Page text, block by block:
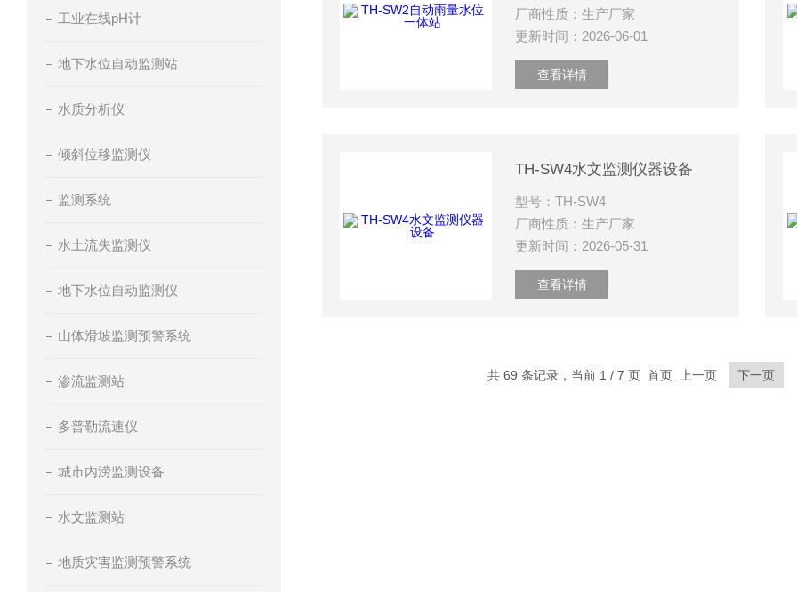
工业在线pH计
地下水位自动监测站
水质分析仪
倾斜位移监测仪
监测系统
水土流失监测仪
地下水位自动监测仪
山体滑坡监测预警系统
渗流监测站
多普勒流速仪
城市内涝监测设备
水文监测站
地质灾害监测预警系统
厂商性质：生产厂家
更新时间：2026-06-01
查看详情
TH-SW4水文监测仪器设备
型号：TH-SW4
厂商性质：生产厂家
更新时间：2026-05-31
查看详情
共 69 条记录，当前 1 / 7 页 首页 上一页 下一页